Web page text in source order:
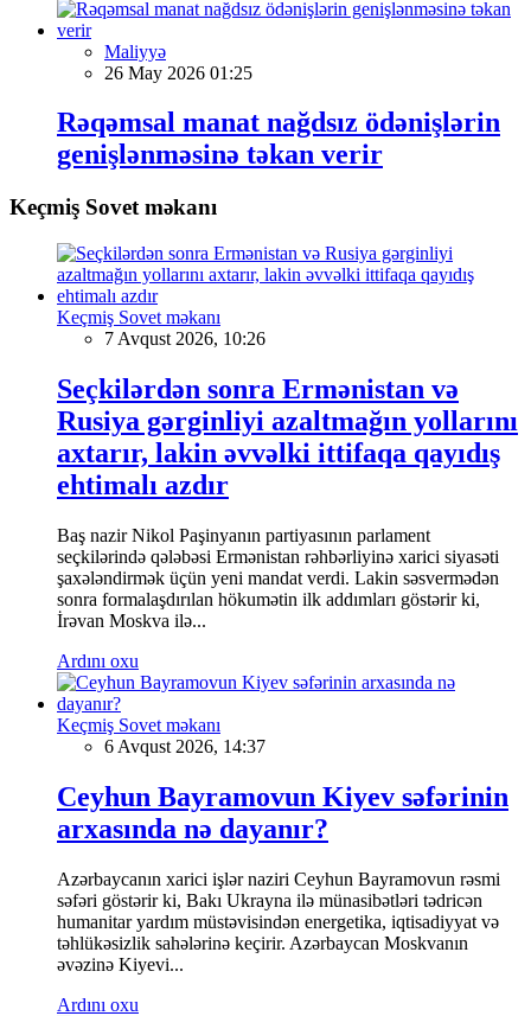
Maliyyə
26 May 2026 01:25
Rəqəmsal manat nağdsız ödənişlərin
genişlənməsinə təkan verir
Keçmiş Sovet məkanı
Keçmiş Sovet məkanı
7 Avqust 2026, 10:26
Seçkilərdən sonra Ermənistan və
Rusiya gərginliyi azaltmağın yollarını
axtarır, lakin əvvəlki ittifaqa qayıdış
ehtimalı azdır
Baş nazir Nikol Paşinyanın partiyasının parlament
seçkilərində qələbəsi Ermənistan rəhbərliyinə xarici siyasəti
şaxələndirmək üçün yeni mandat verdi. Lakin səsvermədən
sonra formalaşdırılan hökumətin ilk addımları göstərir ki,
İrəvan Moskva ilə...
Ardını oxu
Keçmiş Sovet məkanı
6 Avqust 2026, 14:37
Ceyhun Bayramovun Kiyev səfərinin
arxasında nə dayanır?
Azərbaycanın xarici işlər naziri Ceyhun Bayramovun rəsmi
səfəri göstərir ki, Bakı Ukrayna ilə münasibətləri tədricən
humanitar yardım müstəvisindən energetika, iqtisadiyyat və
təhlükəsizlik sahələrinə keçirir. Azərbaycan Moskvanın
əvəzinə Kiyevi...
Ardını oxu